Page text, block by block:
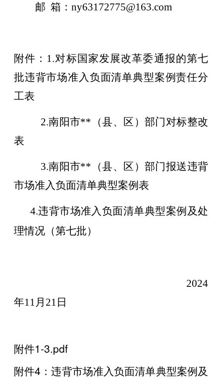
邮 箱：ny63172775@163.com
附件： 1.对标国家发展改革委通报的第七
批违背市场准入 负面清单典型案例责任分
工表
2.南阳市**（县、区）部门对标整改
表
3.南阳市**（县、区）部门报送违背
市场准入负面清单典型案例表
4.违背市场准入负面清单典型案例 及处
理情况 （第七批）
2024
年11 月 21 日
附件1-3.pdf
附件4：违背市场准入负面清单典型案例及